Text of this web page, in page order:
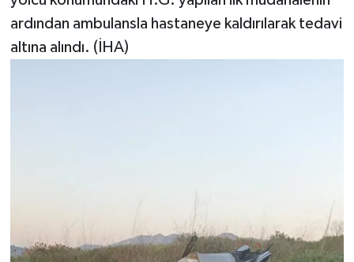
ardından ambulansla hastaneye kaldırılarak tedavi
altına alındı. (İHA)